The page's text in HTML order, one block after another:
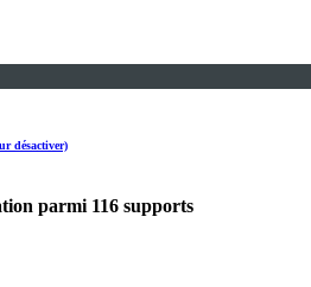
désactiver)
parmi 116 supports